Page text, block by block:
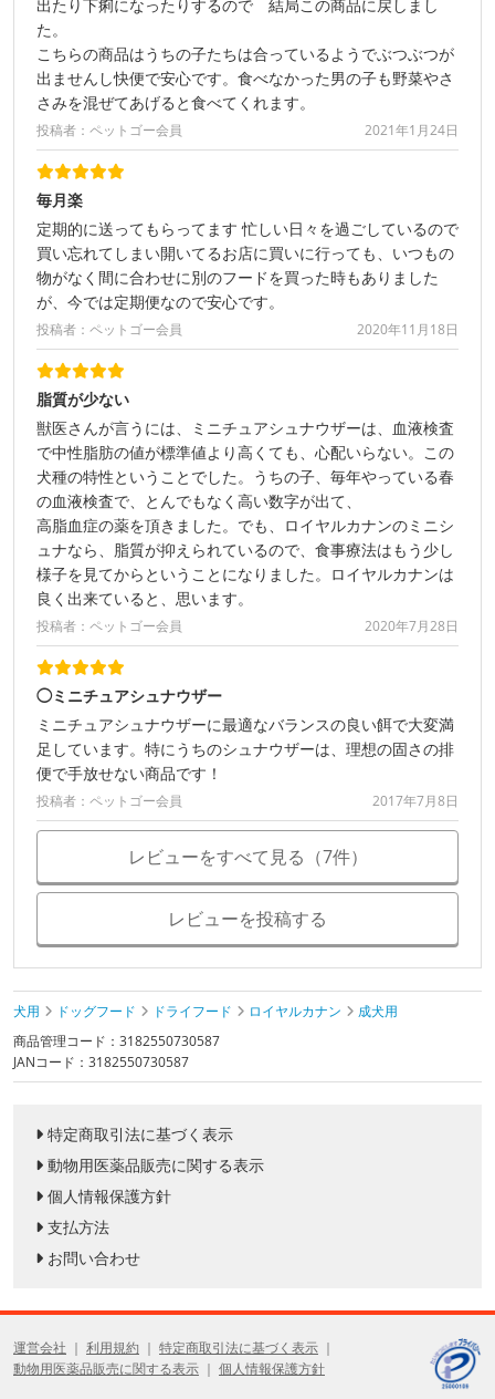
出たり下痢になったりするので 結局この商品に戻しまし
た。
こちらの商品はうちの子たちは合っているようでぶつぶつが
出ませんし快便で安心です。食べなかった男の子も野菜やさ
さみを混ぜてあげると食べてくれます。
投稿者：ペットゴー会員 2021年1月24日
毎月楽
定期的に送ってもらってます 忙しい日々を過ごしているので
買い忘れてしまい開いてるお店に買いに行っても、いつもの
物がなく間に合わせに別のフードを買った時もありました
が、今では定期便なので安心です。
投稿者：ペットゴー会員 2020年11月18日
脂質が少ない
獣医さんが言うには、ミニチュアシュナウザーは、血液検査
で中性脂肪の値が標準値より高くても、心配いらない。この
犬種の特性ということでした。うちの子、毎年やっている春
の血液検査で、とんでもなく高い数字が出て、
高脂血症の薬を頂きました。でも、ロイヤルカナンのミニシ
ュナなら、脂質が抑えられているので、食事療法はもう少し
様子を見てからということになりました。ロイヤルカナンは
良く出来ていると、思います。
投稿者：ペットゴー会員 2020年7月28日
◯ミニチュアシュナウザー
ミニチュアシュナウザーに最適なバランスの良い餌で大変満
足しています。特にうちのシュナウザーは、理想の固さの排
便で手放せない商品です！
投稿者：ペットゴー会員 2017年7月8日
レビューをすべて見る（7件）
レビューを投稿する
犬用 ドッグフード ドライフード ロイヤルカナン
成犬用
商品管理コード：3182550730587
JANコード：3182550730587
特定商取引法に基づく表示
動物用医薬品販売に関する表示
個人情報保護方針
支払方法
お問い合わせ
運営会社 利用規約
特定商取引法に基づく表示
動物用医薬品販売に関する表示
個人情報保護方針